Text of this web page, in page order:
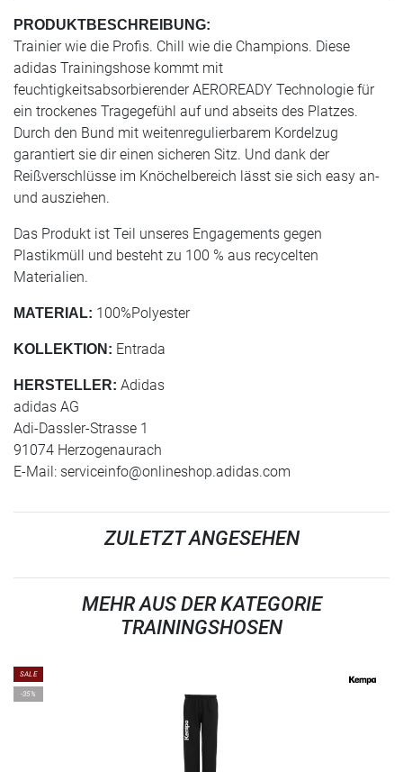
PRODUKTBESCHREIBUNG:
Trainier wie die Profis. Chill wie die Champions. Diese
adidas Trainingshose kommt mit
feuchtigkeitsabsorbierender AEROREADY Technologie für
ein trockenes Tragegefühl auf und abseits des Platzes.
Durch den Bund mit weitenregulierbarem Kordelzug
garantiert sie dir einen sicheren Sitz. Und dank der
Reißverschlüsse im Knöchelbereich lässt sie sich easy an-
und ausziehen.
Das Produkt ist Teil unseres Engagements gegen
Plastikmüll und besteht zu 100 % aus recycelten
Materialien.
MATERIAL: 100%Polyester
KOLLEKTION: Entrada
HERSTELLER: Adidas
adidas AG
Adi-Dassler-Strasse 1
91074 Herzogenaurach
E-Mail: serviceinfo@onlineshop.adidas.com
ZULETZT ANGESEHEN
MEHR AUS DER KATEGORIE
TRAININGSHOSEN
SALE
-35%